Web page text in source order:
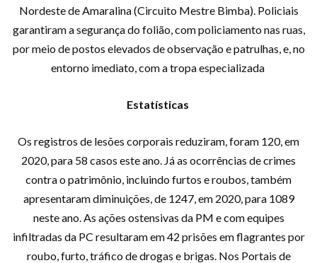
Nordeste de Amaralina (Circuito Mestre Bimba). Policiais
garantiram a segurança do folião, com policiamento nas ruas,
por meio de postos elevados de observação e patrulhas, e, no
entorno imediato, com a tropa especializada
Estatísticas
Os registros de lesões corporais reduziram, foram 120, em
2020, para 58 casos este ano. Já as ocorrências de crimes
contra o patrimônio, incluindo furtos e roubos, também
apresentaram diminuições, de 1247, em 2020, para 1089
neste ano. As ações ostensivas da PM e com equipes
infiltradas da PC resultaram em 42 prisões em flagrantes por
roubo, furto, tráfico de drogas e brigas. Nos Portais de